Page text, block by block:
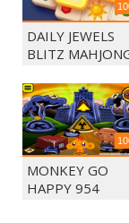
DAILY JEWELS
BLITZ
MONKEY GO
HAPPY 954